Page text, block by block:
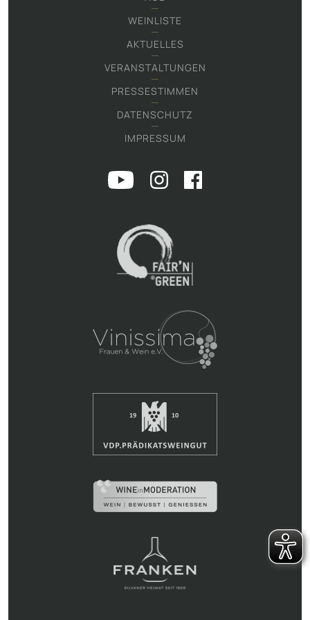
WEINLISTE
AKTUELLES
VERANSTALTUNGEN
PRESSESTIMMEN
DATENSCHUTZ
IMPRESSUM